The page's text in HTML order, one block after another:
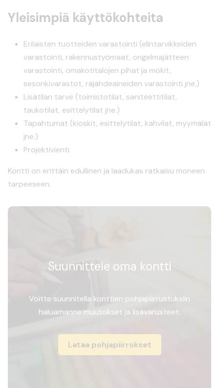
Yleisimpiä käyttökohteita
Erilaisten tuotteiden varastointi (elintarvikkeiden
varastointi, rakennustyömaat, ongelmajätteen
varastointi, omakotitalojen pihat ja mökit,
sesonkivarastot, räjähdeaineiden varastointi jne.)
Lisätilan tarve (toimistotilat, saniteettitilat,
taukotilat, esittelytilat jne.)
Tapahtumat (kioskit, esittelytilat, kahvilat, myymälät
jne.)
Projektivienti
Kontti on erittäin edullinen ja laadukas ratkaisu moneen
tarpeeseen.
Suunnittele oma kontti
Voitte suunnitella konttien pohjapiirrustuksiin
haluamanne muutokset ja lisävarusteet.
Lataa pohjapiirrokset